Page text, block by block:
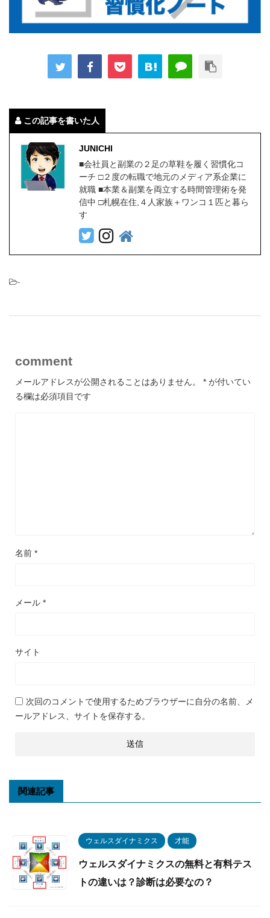
この記事を書いた人
JUNICHI
■会社員と副業の２足の草鞋を履く習慣化コ
ーチ □２度の転職で地元のメディア系企業に
就職 ■本業＆副業を両立する時間管理術を発
信中 □札幌在住,４人家族＋ワンコ１匹と暮ら
す
-
comment
メールアドレスが公開されることはありません。 * が付いてい
る欄は必須項目です
名前 *
メール *
サイト
次回のコメントで使用するためブラウザーに自分の名前、メ
ールアドレス、サイトを保存する。
関連記事
ウェルスダイナミクス 才能
ウェルスダイナミクスの無料と有料テス
トの違いは？診断は必要なの？